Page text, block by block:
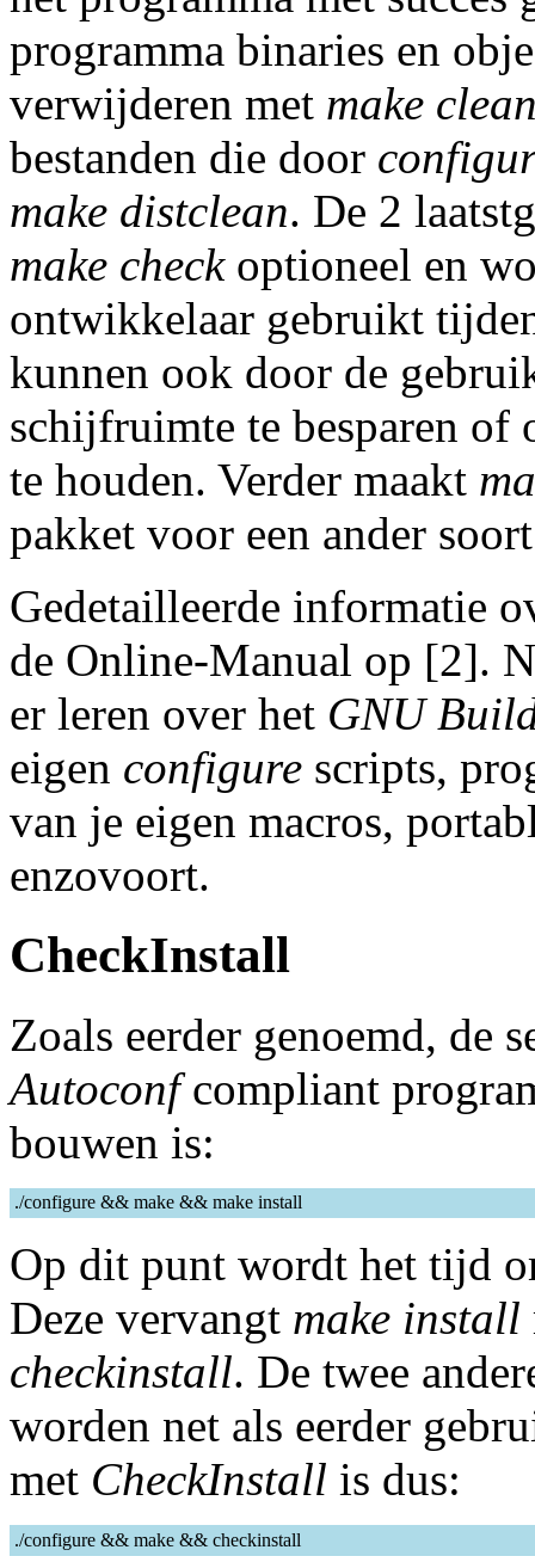
programma binaries en
verwijderen met make
bestanden die door
make distclean. De 2
make checkoptioneel en
ontwikkelaar gebruikt
kunnen ook door de
schijfruimte te besparen of
te houden. Verder maakt
pakket voor een ander
Gedetailleerde informatie
de Online-Manual op [2].
er leren over het GNU
eigen configure scripts,
van je eigen macros,
enzovoort.
CheckInstall
Zoals eerder genoemd, de
Autoconfcompliant
bouwen is:
./configure && make && make install
Op dit punt wordt het tijd
Deze vervangt make install
checkinstall. De twee
worden net als eerder
met CheckInstall is dus:
./configure && make && checkinstall